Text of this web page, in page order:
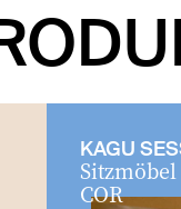
KAGU
COR